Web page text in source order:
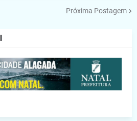
Próxima Postagem